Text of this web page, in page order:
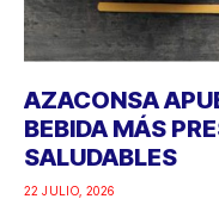
AZACONSA
BEBIDA MÁS
SALUDABLES
22 JULIO, 2026